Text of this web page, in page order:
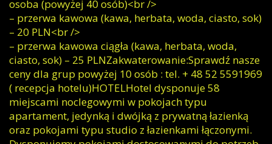
osoba (powyżej 40 osób)<br />
– przerwa kawowa (kawa, herbata, woda, ciasto, sok)
– 20 PLN<br />
– przerwa kawowa ciągła (kawa, herbata, woda,
ciasto, sok) – 25 PLNZakwaterowanie:Sprawdź nasze
ceny dla grup powyżej 10 osób : tel. + 48 52 5591969
( recepcja hotelu)HOTELHotel dysponuje 58
miejscami noclegowymi w pokojach typu
apartament, jedynką i dwójką z prywatną łazienką
oraz pokojami typu studio z łazienkami łączonymi.